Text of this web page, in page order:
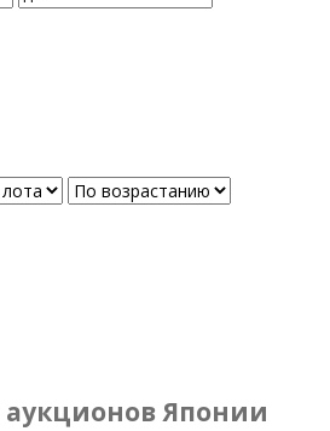
аукционов Японии